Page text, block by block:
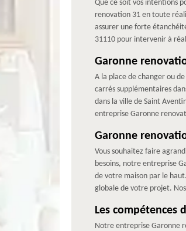
Que ce soit vos intentions
renovation 31 en toute
assurer une forte
31110 pour intervenir à
Garonne
A la place de changer ou
carrés supplémentaires
dans la ville de Saint
entreprise Garonne
Garonne
Vous souhaitez faire
besoins, notre entreprise
de votre maison par le
globale de votre projet.
Les compétences
Notre entreprise Garonne